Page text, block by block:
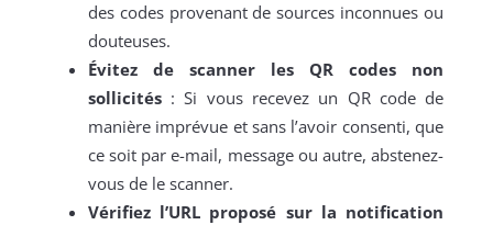
des codes provenant de sources inconnues ou
douteuses.
Évitez de scanner les QR codes non
sollicités: Si vous recevez un QR code de
manière imprévue et sans l’avoir consenti, que
ce soit par e-mail, message ou autre, abstenez-
vous de le scanner.
Vérifiez l’URL proposé sur la notification